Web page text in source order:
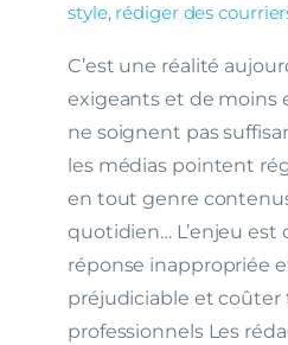
style, rédiger des
C’est une réalité
exigeants et de moins
ne soignent pas
les médias pointent
en tout genre
quotidien… L’enjeu est
réponse inappropriée
préjudiciable et coûter
professionnels Les